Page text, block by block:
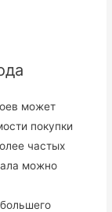
может
покупки
частых
можно